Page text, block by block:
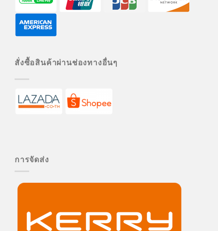
สั่งซื้อสินค้าผ่านช่องทางอื่นๆ
การจัดส่ง